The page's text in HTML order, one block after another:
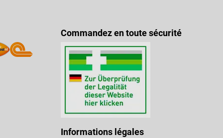
Commandez en toute sécurité
Informations légales